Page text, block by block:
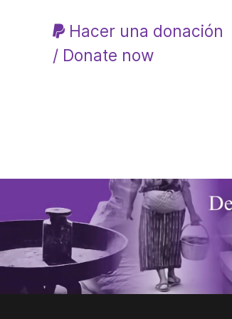
Hacer una donación
/ Donate now